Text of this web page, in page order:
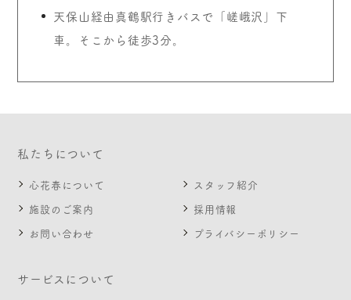
天保山経由真鶴駅行きバスで「嵯峨沢」下
車。そこから徒歩3分。
私たちについて
心花春について
スタッフ紹介
施設のご案内
採用情報
お問い合わせ
プライバシーポリシー
サービスについて